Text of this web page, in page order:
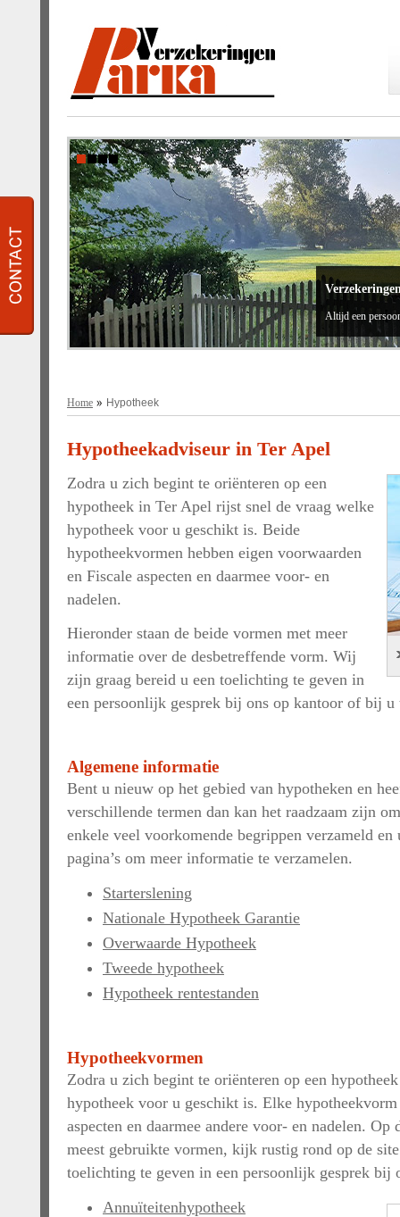
Altijd een
Home Hypotheek
Hypotheekadviseur in Ter Apel
Zodra u zich begint te oriënteren op een
hypotheek in Ter Apel rijst snel de vraag welke
hypotheek voor u geschikt is. Beide
hypotheekvormen hebben eigen voorwaarden
en Fiscale aspecten en daarmee voor- en
nadelen.
Hieronder staan de beide vormen met meer
informatie over de desbetreffende vorm. Wij
zijn graag bereid u een toelichting te geven in
een persoonlijk gesprek bij ons op kantoor of bij u
Algemene informatie
Bent u nieuw op het gebied van hypotheken en
verschillende termen dan kan het raadzaam zijn
enkele veel voorkomende begrippen verzameld
pagina’s om meer informatie te verzamelen.
Starterslening
Nationale Hypotheek Garantie
Overwaarde Hypotheek
Tweede hypotheek
Hypotheek rentestanden
Hypotheekvormen
Zodra u zich begint te oriënteren op een
hypotheek voor u geschikt is. Elke
aspecten en daarmee andere voor- en nadelen. Op
meest gebruikte vormen, kijk rustig rond op de
toelichting te geven in een persoonlijk gesprek
Annuïteitenhypotheek